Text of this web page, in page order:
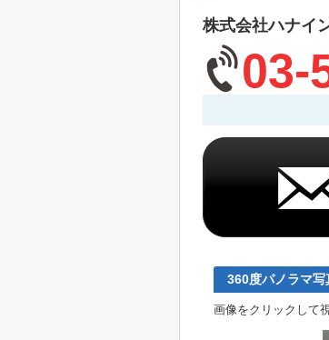
株式会社ハナイ
03-
360度パノラマ写
画像をクリックして